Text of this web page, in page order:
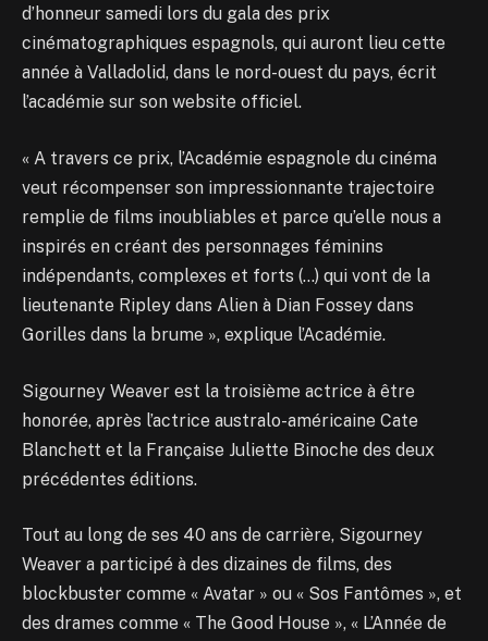
d’honneur samedi lors du gala des prix
cinématographiques espagnols, qui auront lieu cette
année à Valladolid, dans le nord-ouest du pays, écrit
l’académie sur son website officiel.
« A travers ce prix, l’Académie espagnole du cinéma
veut récompenser son impressionnante trajectoire
remplie de films inoubliables et parce qu’elle nous a
inspirés en créant des personnages féminins
indépendants, complexes et forts (…) qui vont de la
lieutenante Ripley dans Alien à Dian Fossey dans
Gorilles dans la brume », explique l’Académie.
Sigourney Weaver est la troisième actrice à être
honorée, après l’actrice australo-américaine Cate
Blanchett et la Française Juliette Binoche des deux
précédentes éditions.
Tout au long de ses 40 ans de carrière, Sigourney
Weaver a participé à des dizaines de films, des
blockbuster comme « Avatar » ou « Sos Fantômes », et
des drames comme « The Good House », « L’Année de